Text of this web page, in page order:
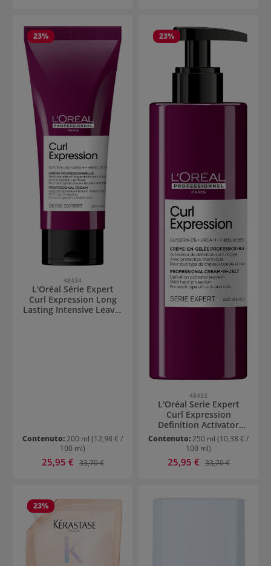
23%
48434
L'Oréal Série Expert
Curl Expression Long
Lasting Intensive Leave-
Contenuto:200 ml (12,98 € /
100 ml)
Prezzo di vendita:
25,95 € Prezzo normale:
33,70 €
23%
48432
L'Oréal Serie Expert
Curl Expression
Definition Activator
Leave-In
Contenuto:250 ml (10,38 € /
100 ml)
Prezzo di vendita:
25,95 € Prezzo normale:
33,70 €
23%